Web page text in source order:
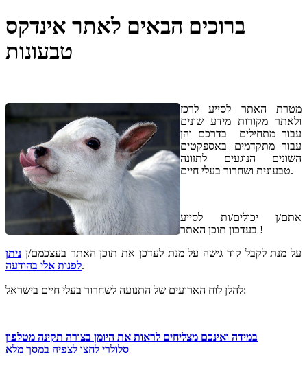
ברוכים הבאים לאתר אינדקס
טבעונות
מטרת האתר לסייע לרכז
ולאתר מקורות מידע שונים
עבור מתחילים בדרכם והן
עבור מתקדמים באספקטים
השונים הנוגעים לתזונה
טבעונית ושחרור בעלי חיים.
אתם/ן יכולים/ות לסייע
בעדכון תוכן האתר !
על מנת לקבל קוד גישה על מנת לעדכן את תוכן האתר בעצכמם/ן ניתן
לפנות אלי בהודעה.
להלן לוח הארועים של התנועה לשחרור בעלי חיים בישראל:
במידה ואינכם מצליחים לראות את היומן בצורה תקינה מטלפון
סלולרי לחצו לצפיה במסך מלא